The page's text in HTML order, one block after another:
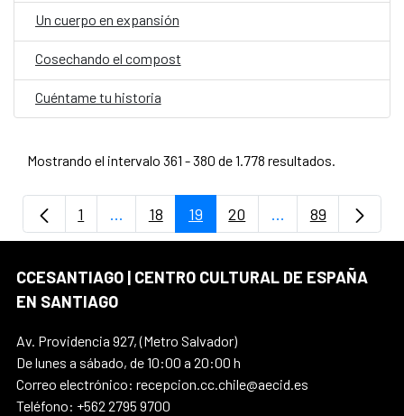
Un cuerpo en expansión
Cosechando el compost
Cuéntame tu historia
Mostrando el intervalo 361 - 380 de 1.778 resultados.
Página
1 ...Páginas intermedias Use TAB para
Página
18 Página
19 Página
20 ...PáginasPágina
89
CCESANTIAGO | CENTRO CULTURAL DE ESPAÑA
EN SANTIAGO
Av. Providencia 927, (Metro Salvador)
De lunes a sábado, de 10:00 a 20:00 h
Correo electrónico: recepcion.cc.chile@aecid.es
Teléfono: +562 2795 9700